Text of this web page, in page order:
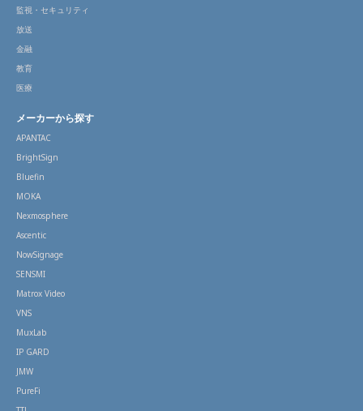
監視・セキュリティ
放送
金融
教育
医療
メーカーから探す
APANTAC
BrightSign
Bluefin
MOKA
Nexmosphere
Ascentic
NowSignage
SENSMI
Matrox Video
VNS
MuxLab
IP GARD
JMW
PureFi